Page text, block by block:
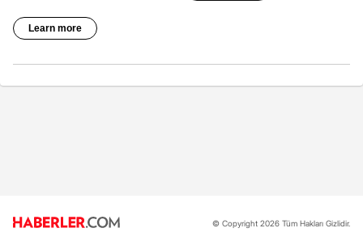
© Copyright 2026 Tüm Hakları Gizlidir.